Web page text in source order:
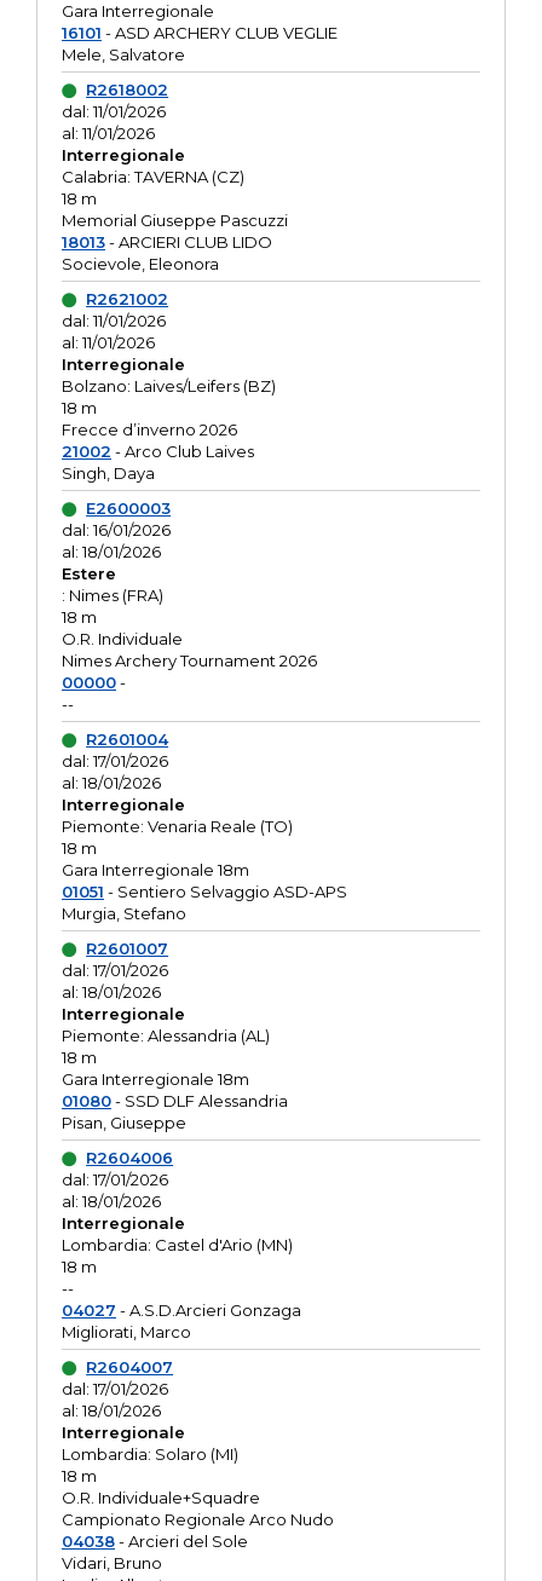
Gara Interregionale
16101 - ASD ARCHERY CLUB VEGLIE
Mele, Salvatore
R2618002
dal: 11/01/2026
al: 11/01/2026
Interregionale
Calabria: TAVERNA (CZ)
18 m
Memorial Giuseppe Pascuzzi
18013- ARCIERI CLUB LIDO
Socievole, Eleonora
R2621002
dal: 11/01/2026
al: 11/01/2026
Interregionale
Bolzano: Laives/Leifers (BZ)
18 m
Frecce d’inverno 2026
21002 - Arco Club Laives
Singh, Daya
E2600003
dal: 16/01/2026
al: 18/01/2026
Estere
: Nimes (FRA)
18 m
O.R. Individuale
Nimes Archery Tournament 2026
00000-
--
R2601004
dal: 17/01/2026
al: 18/01/2026
Interregionale
Piemonte: Venaria Reale (TO)
18 m
Gara Interregionale 18m
01051 - Sentiero Selvaggio ASD-APS
Murgia, Stefano
R2601007
dal: 17/01/2026
al: 18/01/2026
Interregionale
Piemonte: Alessandria (AL)
18 m
Gara Interregionale 18m
01080- SSD DLF Alessandria
Pisan, Giuseppe
R2604006
dal: 17/01/2026
al: 18/01/2026
Interregionale
Lombardia: Castel d'Ario (MN)
18 m
--
04027 - A.S.D.Arcieri Gonzaga
Migliorati, Marco
R2604007
dal: 17/01/2026
al: 18/01/2026
Interregionale
Lombardia: Solaro (MI)
18 m
O.R. Individuale+Squadre
Campionato Regionale Arco Nudo
04038- Arcieri del Sole
Vidari, Bruno